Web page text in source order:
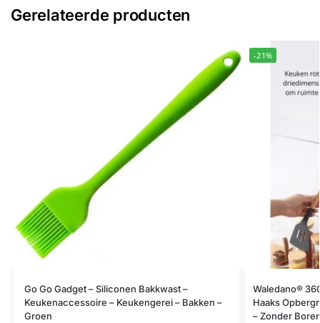
Gerelateerde producten
Go Go Gadget – Siliconen Bakkwast –
Keukenaccessoire – Keukengerei – Bakken –
Groen
-21%
Waledano®
Haaks
– Zonder